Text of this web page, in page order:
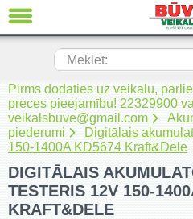
Meklēt:
Pirms dodaties uz veikalu,
preces pieejamību! 22329900
veikalsbuve@gmail.com
piederumi
Digitālais
150-1400A KD5674 Kraft&Dele
DIGITĀLAIS
TESTERIS 12V 150-
KRAFT&DELE
AIZVĒRT
Jaunumi (230)
Akumulatora instrumenti
Akumulatoru lādētāji un
(116)
Auto ķīmija un piederumi
(22)